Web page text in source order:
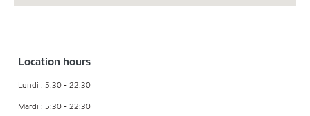
Location hours
Lundi : 5:30 - 22:30
Mardi : 5:30 - 22:30